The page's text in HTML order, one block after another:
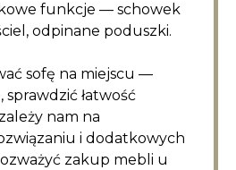
funkcje — schowek
odpinane poduszki.
sofę na miejscu —
sprawdzić łatwość
nam na
i dodatkowych
zakup mebli u